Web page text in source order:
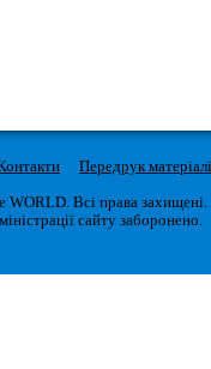
Передрук
Всі права захищені.
сайту заборонено.